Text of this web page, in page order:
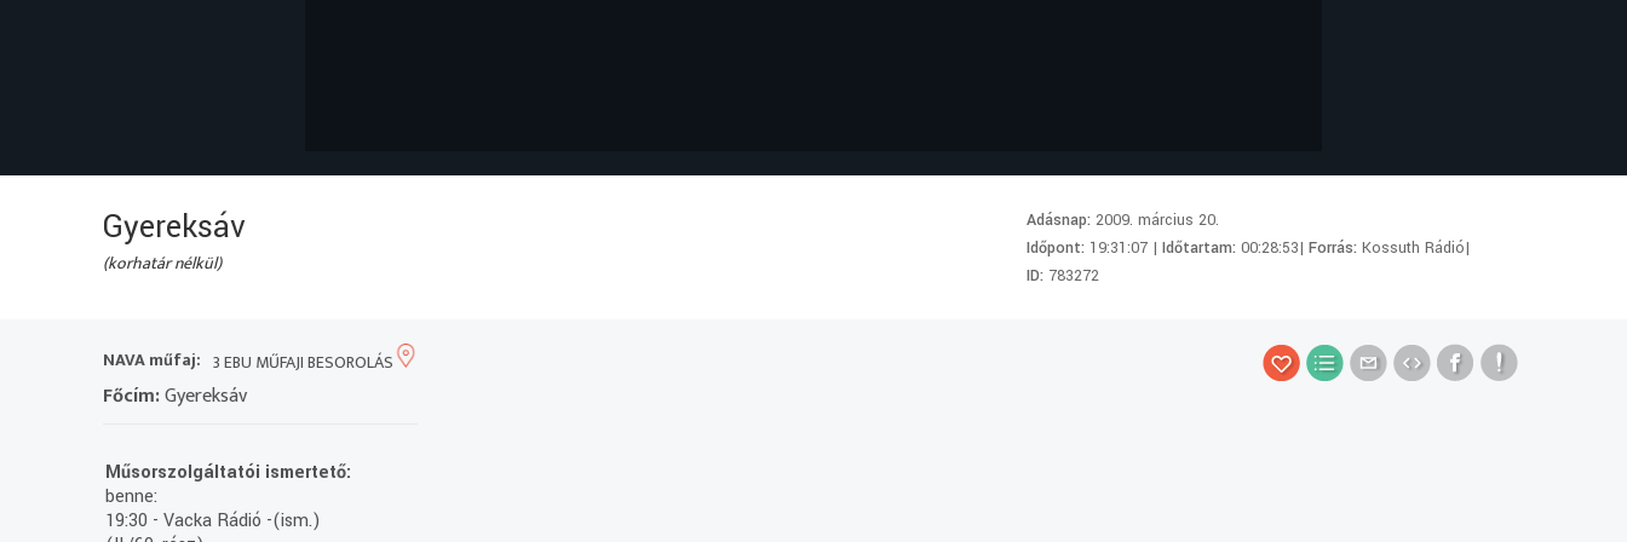
Gyereksáv
(korhatár nélkül)
Adásnap:2009. március 20.
Időpont: 19:31:07 |Időtartam:00:28:53|Forrás:Kossuth Rádió|
ID: 783272
NAVA műfaj: 3 EBU MŰFAJI BESOROLÁS
Főcím:Gyereksáv
Műsorszolgáltatói ismertető:
benne:
19:30 - Vacka Rádió -(ism.)